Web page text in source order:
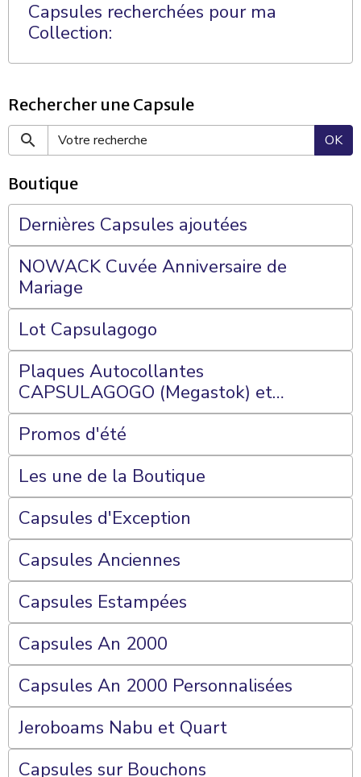
Capsules recherchées pour ma
Collection:
Rechercher une Capsule
OK
Boutique
Dernières Capsules ajoutées
NOWACK Cuvée Anniversaire de
Mariage
Lot Capsulagogo
Plaques Autocollantes
CAPSULAGOGO (Megastok) et
Plateaux 70 Cases
Promos d'été
Les une de la Boutique
Capsules d'Exception
Capsules Anciennes
Capsules Estampées
Capsules An 2000
Capsules An 2000 Personnalisées
Jeroboams Nabu et Quart
Capsules sur Bouchons